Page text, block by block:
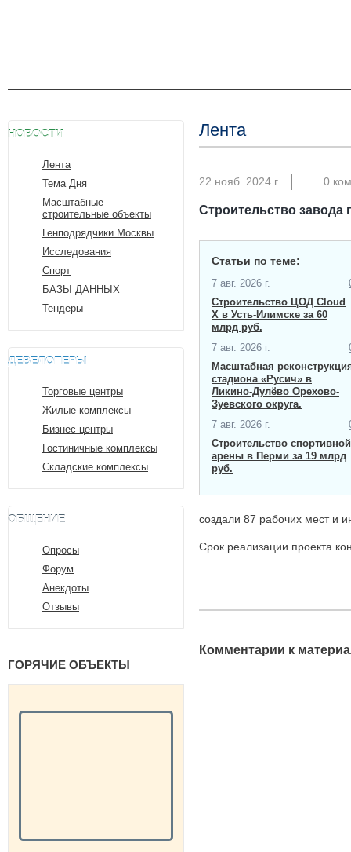
НОВОСТИ
Лента
Тема Дня
Масштабные
строительные объекты
Генподрядчики Москвы
Исследования
Спорт
БАЗЫ ДАННЫХ
Тендеры
ДЕВЕЛОПЕРЫ
Торговые центры
Жилые комплексы
Бизнес-центры
Гостиничные комплексы
Складские комплексы
ОБЩЕНИЕ
Опросы
Форум
Анекдоты
Отзывы
ГОРЯЧИЕ ОБЪЕКТЫ
Лента
22 нояб. 2024 г. 0
Строительство завода
Статьи по теме:
7 авг. 2026 г.
Строительство ЦОД Cloud
X в Усть-Илимске за 60
млрд руб.
7 авг. 2026 г.
Масштабная
стадиона «Русич» в
Ликино-Дулёво Орехово-
Зуевского округа.
7 авг. 2026 г.
Строительство спортивной
арены в Перми за 19 млрд
руб.
создали 87 рабочих мест и
Срок реализации проекта
Комментарии к